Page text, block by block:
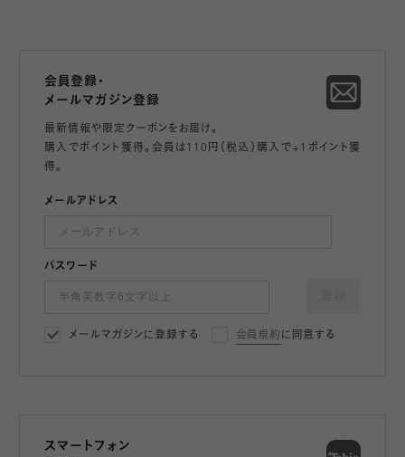
会員登録・
メールマガジン登録
最新情報や限定クーポンをお届け。
購入でポイント獲得。会員は110円（税込）購入で+1ポイント獲
得。
メールアドレス
パスワード
メールマガジンに登録する 会員規約 に同意する
スマートフォン